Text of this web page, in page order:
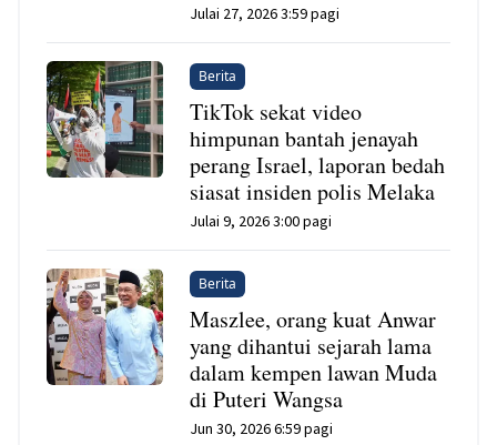
Julai 27, 2026 3:59 pagi
Berita
TikTok sekat video
himpunan bantah jenayah
perang Israel, laporan bedah
siasat insiden polis Melaka
Julai 9, 2026 3:00 pagi
Berita
Maszlee, orang kuat Anwar
yang dihantui sejarah lama
dalam kempen lawan Muda
di Puteri Wangsa
Jun 30, 2026 6:59 pagi